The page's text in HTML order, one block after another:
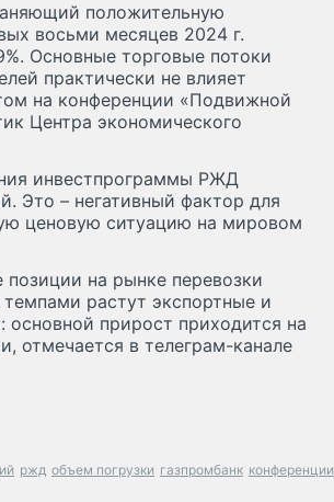
положительную
восьми месяцев 2024 г.
Основные торговые потоки
практически не влияет
на конференции «Подвижной
Центра экономического
инвестпрограммы РЖД
Это – негативный фактор для
ценовую ситуацию на мировом
на рынке перевозки
растут экспортные и
основной прирост приходится на
отмечается в телеграм-канале
ржд объем погрузки газпромбанк конференции